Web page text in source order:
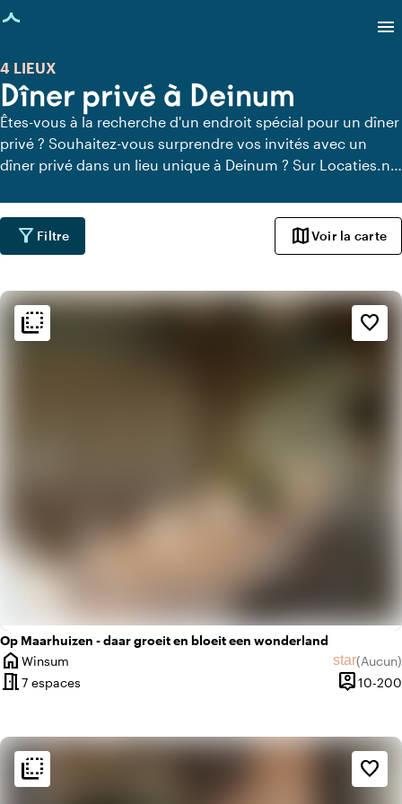
chargée
menu
Dîner privé à Deinum
4 LIEUX
Êtes-vous à la recherche d'un endroit spécial pour un dîner
privé ? Souhaitez-vous surprendre vos invités avec un
dîner privé dans un lieu unique à Deinum ? Sur Locaties.nl,
lieux à Deinum où vous pouvez dîner en toute tranquillité.
Découvrez tous les lieux de restauration privée pour un
délicieux dîner privé.
filter_alt Filtre mapVoir la carte
Op Maarhuizen - daar groeit en bloeit een wonderland
home
Ville
Winsum star(Aucun)
Aucun
meeting_room7 espaces person_pin
Capacité
10-200
flip_to_back favorite_border
flip_to_back Ambiance
info
Rustique
flip_to_back favorite_border
flip_to_back Ambiance
beach_access
Bohème / Ibiza